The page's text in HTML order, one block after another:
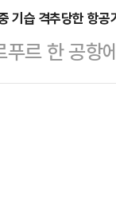
고인 윤석
다.조 후보
널 '김술포
의 자녀 B씨
나쁘셨을
기습 격추당한 항공
푸르 한 공
전원이 사